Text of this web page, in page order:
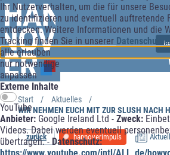
Ihr Nutzerverhalten, um die für unsere
zu identifizieren und eventuell auftretende
entdecken. Weitere Informationen und die
Tracking finden Sie in unserer
alle erlauben
nur notwendige
anpassen
Externe Inhalte
YouTube
Anbieter: Google Ireland Ltd - Zweck:
Videos. Dabei werden eventuell
übertragen. -Datenschutz:
Start
Aktuelles
WIR NEHMEN EUCH MIT ZUR SLUSH NACH
zurück hannoverimpuls